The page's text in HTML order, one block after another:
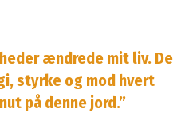
ændrede mit liv. De
styrke og mod hvert
på denne jord.”